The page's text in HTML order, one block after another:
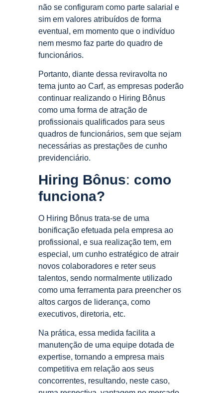
não se configuram como parte salarial e
sim em valores atribuídos de forma
eventual, em momento que o indivíduo
nem mesmo faz parte do quadro de
funcionários.
Portanto, diante dessa reviravolta no
tema junto ao Carf, as empresas poderão
continuar realizando o Hiring Bônus
como uma forma de atração de
profissionais qualificados para seus
quadros de funcionários, sem que sejam
necessárias as prestações de cunho
previdenciário.
Hiring Bônus: como
funciona?
O Hiring Bônus trata-se de uma
bonificação efetuada pela empresa ao
profissional, e sua realização tem, em
especial, um cunho estratégico de atrair
novos colaboradores e reter seus
talentos, sendo normalmente utilizado
como uma ferramenta para preencher os
altos cargos de liderança, como
executivos, diretoria, etc.
Na prática, essa medida facilita a
manutenção de uma equipe dotada de
expertise, tornando a empresa mais
competitiva em relação aos seus
concorrentes, resultando, neste caso,